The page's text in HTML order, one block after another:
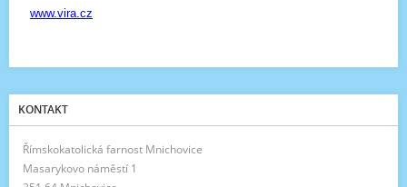
KONTAKT
Římskokatolická farnost Mnichovice
Masarykovo náměstí 1